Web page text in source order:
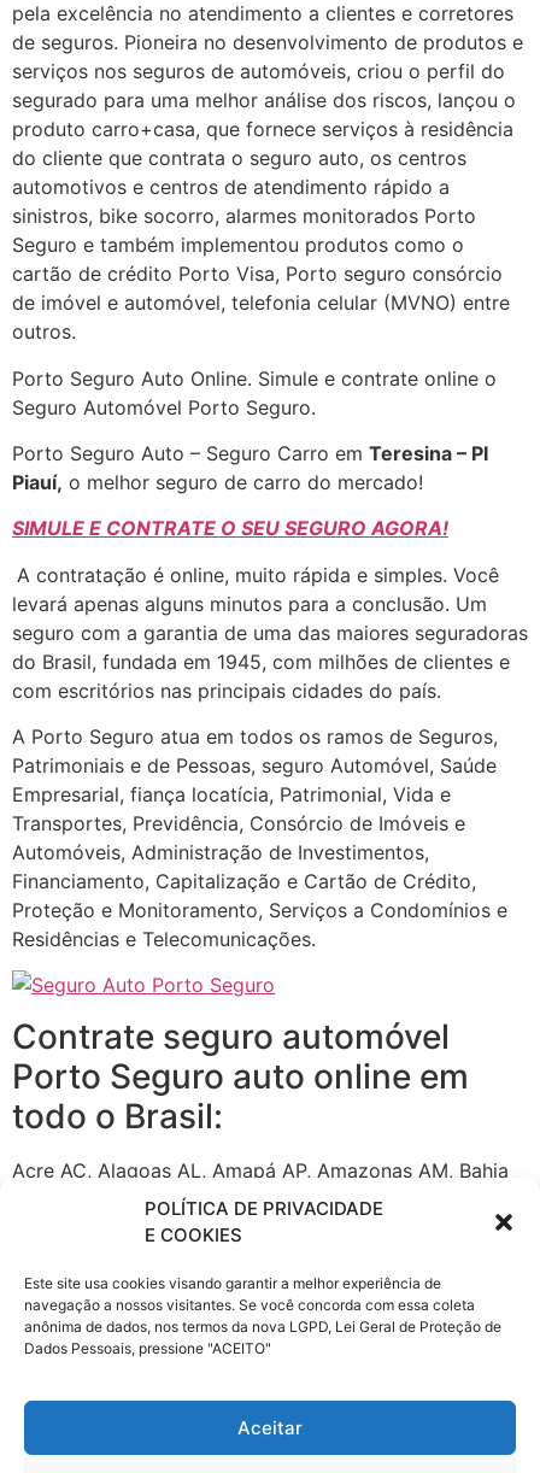
POLÍTICA DE PRIVACIDADE
E COOKIES
Este site usa cookies visando garantir a melhor experiência de
navegação a nossos visitantes. Se você concorda com essa coleta
anônima de dados, nos termos da nova LGPD, Lei Geral de Proteção de
Dados Pessoais, pressione "ACEITO"
Aceitar
pela excelência no atendimento a clientes e corretores
de seguros. Pioneira no desenvolvimento de produtos e
serviços nos seguros de automóveis, criou o perfil do
segurado para uma melhor análise dos riscos, lançou o
produto carro+casa, que fornece serviços à residência
do cliente que contrata o seguro auto, os centros
automotivos e centros de atendimento rápido a
sinistros, bike socorro, alarmes monitorados Porto
Seguro e também implementou produtos como o
cartão de crédito Porto Visa, Porto seguro consórcio
de imóvel e automóvel, telefonia celular (MVNO) entre
outros.
Porto Seguro Auto Online. Simule e contrate online o
Seguro Automóvel Porto Seguro.
Porto Seguro Auto – Seguro Carro em Teresina – PI
Piauí, o melhor seguro de carro do mercado!
SIMULE E CONTRATE O SEU SEGURO AGORA!
A contratação é online, muito rápida e simples. Você
levará apenas alguns minutos para a conclusão. Um
seguro com a garantia de uma das maiores seguradoras
do Brasil, fundada em 1945, com milhões de clientes e
com escritórios nas principais cidades do país.
A Porto Seguro atua em todos os ramos de Seguros,
Patrimoniais e de Pessoas, seguro Automóvel, Saúde
Empresarial, fiança locatícia, Patrimonial, Vida e
Transportes, Previdência, Consórcio de Imóveis e
Automóveis, Administração de Investimentos,
Financiamento, Capitalização e Cartão de Crédito,
Proteção e Monitoramento, Serviços a Condomínios e
Residências e Telecomunicações.
Contrate seguro automóvel
Porto Seguro auto online em
todo o Brasil:
Acre AC, Alagoas AL, Amapá AP, Amazonas AM, Bahia
BA, Ceará CE, Distrito Federal DF, Espírito Santo ES,
Goiás GO, Maranhão MA, Mato Grosso MT, Mato Grosso
PR, Pernambuco PE, Piauí PI, Rio de Janeiro RJ, Rio
Grande do Norte RN, Rio Grande do Sul RS, Rondônia
RO, Roraima RR, Santa Catarina SC, São Paulo SP,